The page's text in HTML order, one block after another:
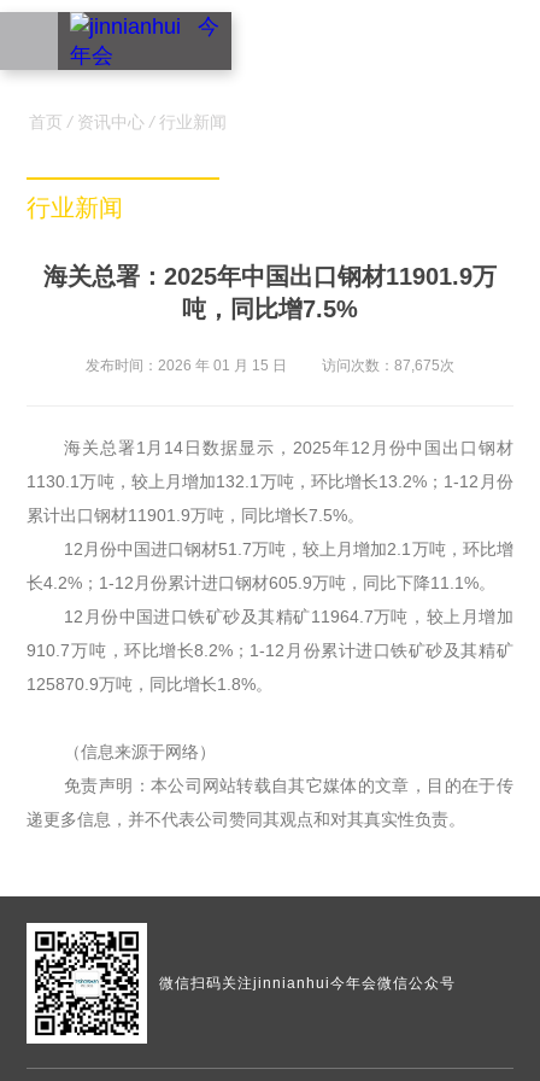
首页 / 资讯中心 / 行业新闻
行业新闻
海关总署：2025年中国出口钢材11901.9万
吨，同比增7.5%
发布时间：2026 年 01 月 15 日 访问次数：87,675次
海关总署1月14日数据显示，2025年12月份中国出口钢材
1130.1万吨，较上月增加132.1万吨，环比增长13.2%；1-12月份
累计出口钢材11901.9万吨，同比增长7.5%。
12月份中国进口钢材51.7万吨，较上月增加2.1万吨，环比增
长4.2%；1-12月份累计进口钢材605.9万吨，同比下降11.1%。
12月份中国进口铁矿砂及其精矿11964.7万吨，较上月增加
910.7万吨，环比增长8.2%；1-12月份累计进口铁矿砂及其精矿
125870.9万吨，同比增长1.8%。
（信息来源于网络）
免责声明：本公司网站转载自其它媒体的文章，目的在于传
递更多信息，并不代表公司赞同其观点和对其真实性负责。
微信扫码关注jinnianhui今年会微信公众号